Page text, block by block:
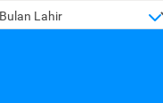
Lahir